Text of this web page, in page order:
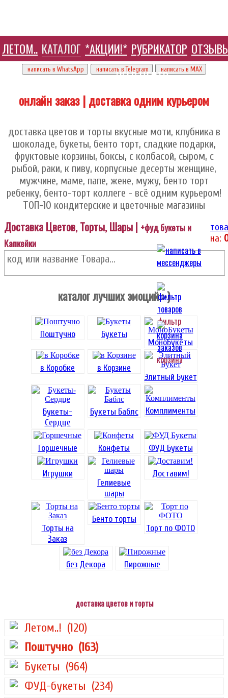
ЛЕТОМ.. КАТАЛОГ *АКЦИИ!* РУБРИКАТОР
HELP ЦЕНТР
+7 905 410 70 10
написать в WhatsApp написать в Telegram написать в МАХ
онлайн заказ | доставка одним курьером
доставка цветов и торты вкусные моти, клубника в
шоколаде, букеты, бенто торт, сладкие подарки,
фруктовые корзины, боксы, с колбасой, сыром, с
рыбой, раки, к пиву, корпусные десерты женщине,
мужчине, маме, папе, жене, мужу, бенто торт
ребенку, бенто-торт коллеге - всё одним курьером!
ТОП-10 кондитерские и цветочные магазины
на:
фильтр
корзина
Доставка Цветов, Торты, Шары | +фуд букеты и
Капкейки
каталог лучших эмоций :-)
Поштучно Букеты
МоноБукеты
в Коробке
в Корзине
Элитный Букет
Букеты-
Сердце
Букеты Баблс Комплименты
Горшечные Конфеты ФУД Букеты
Игрушки
Гелиевые
шары
Доставим!
Торты на
Заказ
Бенто торты
Торт по ФОТО
без Декора Пирожные
доставка цветов и торты
Летом..! (120)
Поштучно (163)
Букеты (964)
ФУД-букеты (234)